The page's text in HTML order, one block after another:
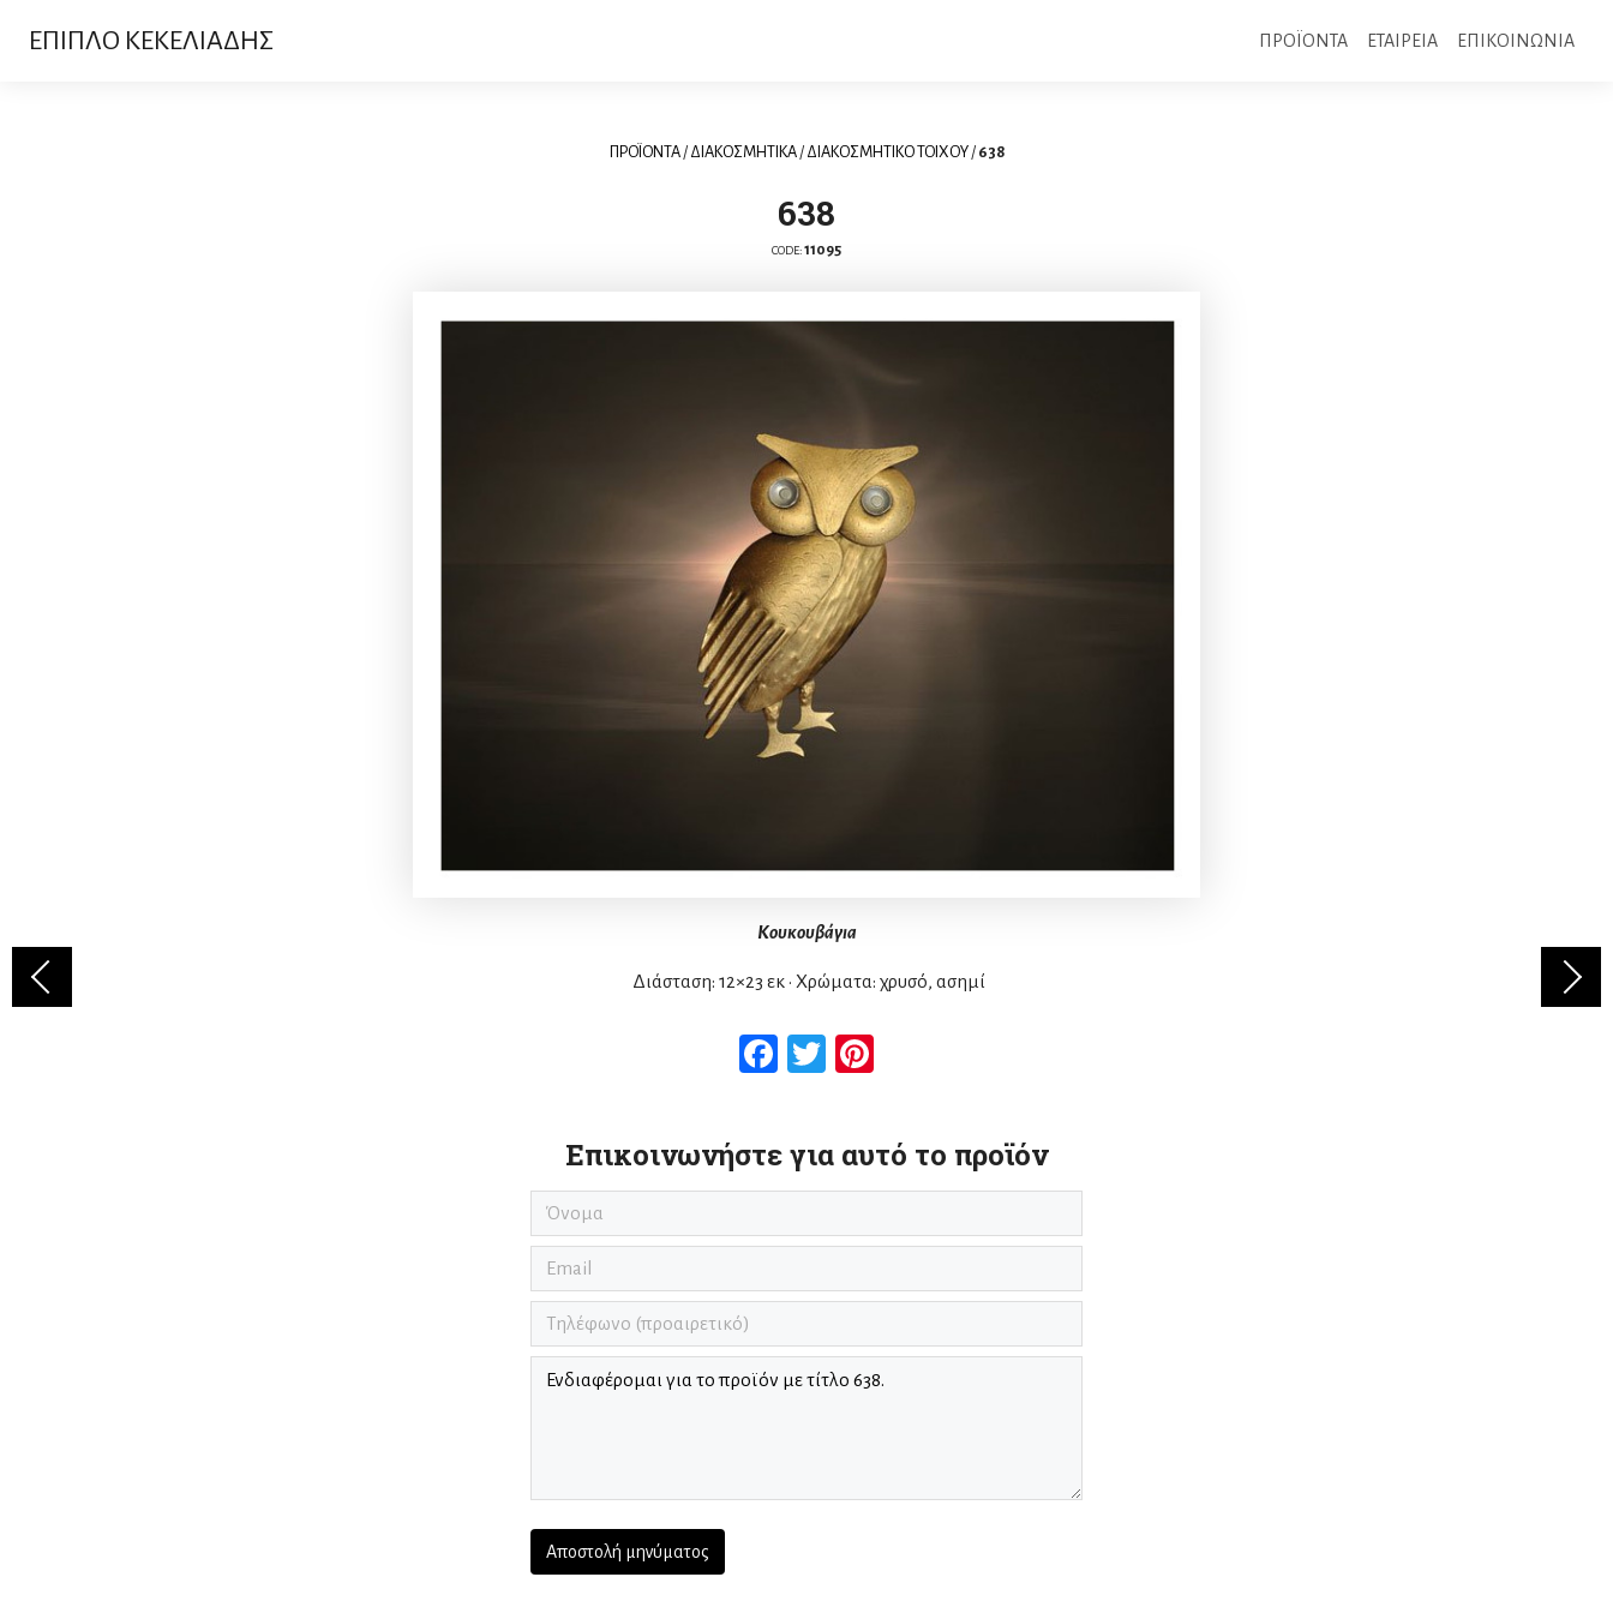
ΕΠΙΠΛΟ ΚΕΚΕΛΙΑΔΗΣ ΠΡΟΪΟΝΤΑ ΕΤΑΙΡΕΙΑ ΕΠΙΚΟΙΝΩΝΙΑ
ΠΡΟΪΟΝΤΑ/ ΔΙΑΚΟΣΜΗΤΙΚΑ/ ΔΙΑΚΟΣΜΗΤΙΚΟ ΤΟΙΧΟΥ/ 638
638
CODE:11095
Κουκουβάγια
Διάσταση: 12×23 εκ • Χρώματα: χρυσό, ασημί
Facebook
Twitter
Επικοινωνήστε για αυτό το προϊόν